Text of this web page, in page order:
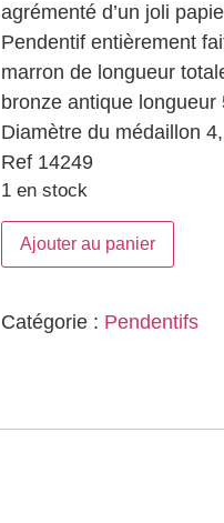
agrémenté d’un joli
Pendentif entièrement
marron de longueur
bronze antique longueur
Diamètre du médaillon
Ref 14249
1 en stock
Ajouter au panier
Catégorie : Pendentifs